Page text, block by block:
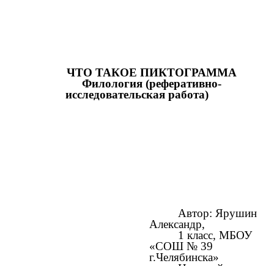
ЧТО ТАКОЕ ПИКТОГРАММА
Филология (реферативно-
исследовательская работа)
Автор: Ярушин
Александр,
1 класс, МБОУ
«СОШ № 39
г.Челябинска»